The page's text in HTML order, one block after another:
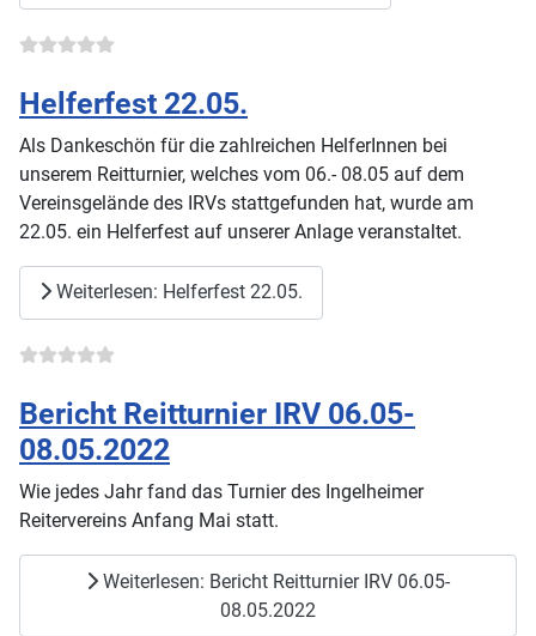
Helferfest 22.05.
Als Dankeschön für die zahlreichen HelferInnen bei
unserem Reitturnier, welches vom 06.- 08.05 auf dem
Vereinsgelände des IRVs stattgefunden hat, wurde am
22.05. ein Helferfest auf unserer Anlage veranstaltet.
Weiterlesen: Helferfest 22.05.
Bericht Reitturnier IRV 06.05-
08.05.2022
Wie jedes Jahr fand das Turnier des Ingelheimer
Reitervereins Anfang Mai statt.
Weiterlesen: Bericht Reitturnier IRV 06.05-
08.05.2022